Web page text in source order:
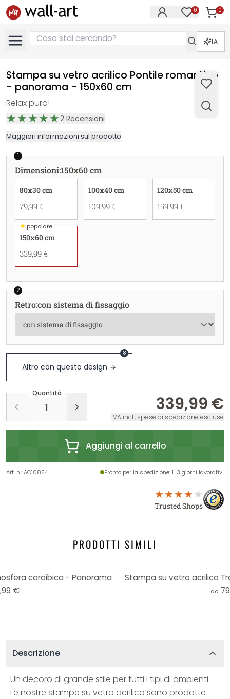
0 0
IA
Stampa su vetro acrilico Pontile romantico
- panorama - 150x60 cm
Relax puro!
2 Recensioni
Maggiori informazioni sul prodotto
1
Dimensioni:150x60 cm
80x30 cm
79,99 €
100x40 cm
109,99 €
120x50 cm
159,99 €
★popolare
150x60 cm
339,99 €
2
Retro:con sistema di fissaggio
Altro con questo design
8
Quantità
339,99 €
IVA incl., spese di spedizione escluse
Aggiungi al carrello
Art. n.:AC10854 Pronto per la spedizione: 1-3 giorni lavorativi
Trusted Shops
PRODOTTI SIMILI
caraibica - Panorama
€
Stampa su vetro acrilico
da
Descrizione
Un decoro di grande stile per tutti i tipi di ambienti.
Le nostre stampe su vetro acrilico sono prodotte